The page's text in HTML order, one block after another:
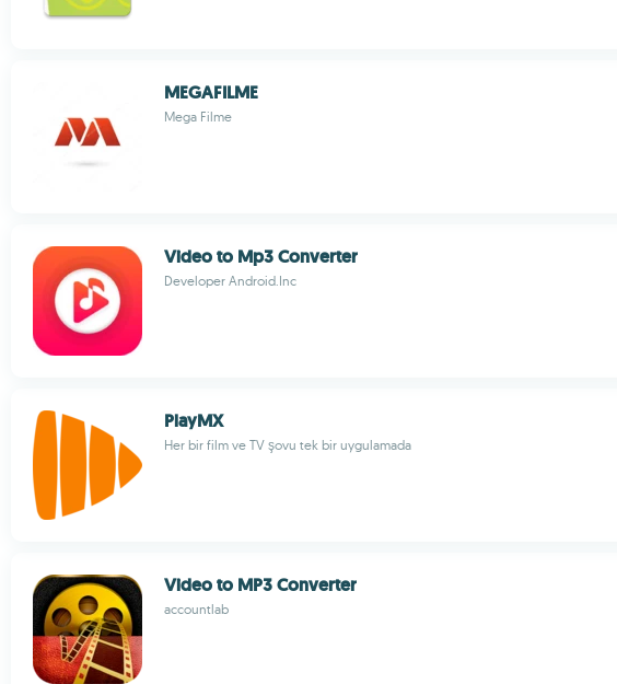
MEGAFILME
Mega Filme
Video to Mp3 Converter
Developer Android.Inc
PlayMX
Her bir film ve TV şovu tek bir uygulamada
Video to MP3 Converter
accountlab